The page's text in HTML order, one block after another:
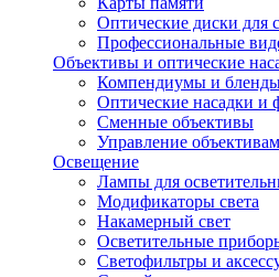
Оптические диски для
Профессиональные
Объективы и оптические
Компендиумы и
Оптические насадки и
Сменные объективы
Управление
Освещение
Лампы для
Модификаторы света
Накамерный свет
Осветительные
Светофильтры и